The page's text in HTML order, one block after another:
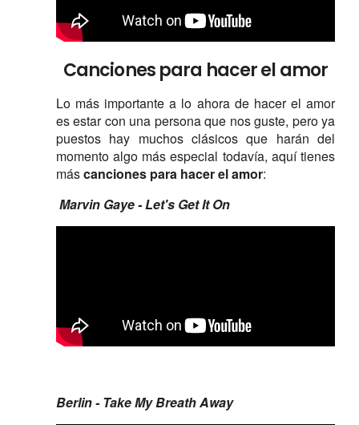
Canciones para hacer el amor
Lo más importante a lo ahora de hacer el amor
es estar con una persona que nos guste, pero ya
puestos hay muchos clásicos que harán del
momento algo más especial todavía, aquí tienes
máscanciones para hacer el amor:
Marvin Gaye - Let's Get It On
Berlin - Take My Breath Away